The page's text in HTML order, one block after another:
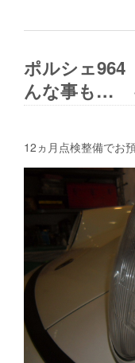
ポルシェ
んな事も…
12ヵ月点検整備でお